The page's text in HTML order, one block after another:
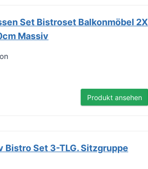
Set Bistroset Balkonmöbel 2X
Massiv
Produkt ansehen
Bistro Set 3-TLG. Sitzgruppe